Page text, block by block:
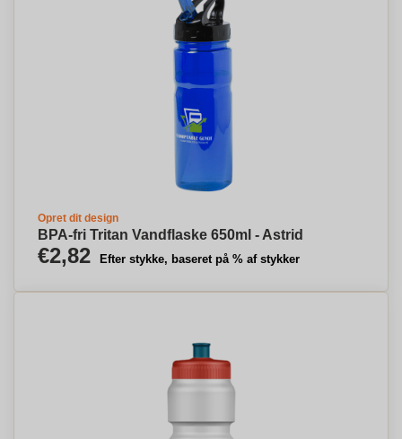
Opret dit design
BPA-fri Tritan Vandflaske 650ml - Astrid
€2,82 Efter stykke, baseret på % af stykker